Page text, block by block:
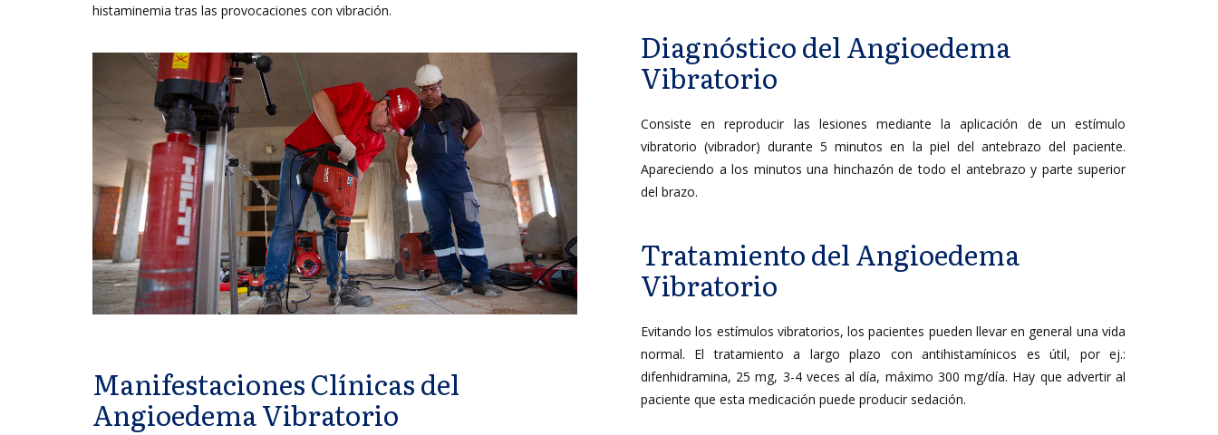
histaminemia tras las provocaciones con vibración.
Manifestaciones Clínicas del
Angioedema Vibratorio
Diagnóstico del Angioedema
Vibratorio
Consiste en reproducir las lesiones mediante la aplicación de un estímulo
vibratorio (vibrador) durante 5 minutos en la piel del antebrazo del paciente.
Apareciendo a los minutos una hinchazón de todo el antebrazo y parte superior
del brazo.
Tratamiento del Angioedema
Vibratorio
Evitando los estímulos vibratorios, los pacientes pueden llevar en general una vida
normal. El tratamiento a largo plazo con antihistamínicos es útil, por ej.:
difenhidramina, 25 mg, 3-4 veces al día, máximo 300 mg/día. Hay que advertir al
paciente que esta medicación puede producir sedación.